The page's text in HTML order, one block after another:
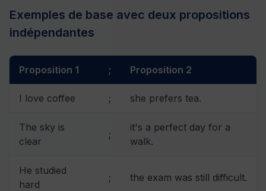
Exemples de base avec deux propositions
indépendantes
Proposition 1 ; Proposition 2
I love coffee ; she prefers tea.
The sky is
clear
;
it's a perfect day for a
walk.
He studied
hard
; the exam was still difficult.